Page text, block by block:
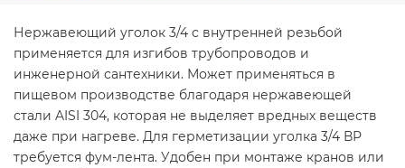
Нержавеющий уголок 3/4 с внутренней резьбой
применяется для изгибов трубопроводов и
инженерной сантехники. Может применяться в
пищевом производстве благодаря нержавеющей
стали AISI 304, которая не выделяет вредных веществ
даже при нагреве. Для герметизации уголка 3/4 ВР
требуется фум-лента. Удобен при монтаже кранов или